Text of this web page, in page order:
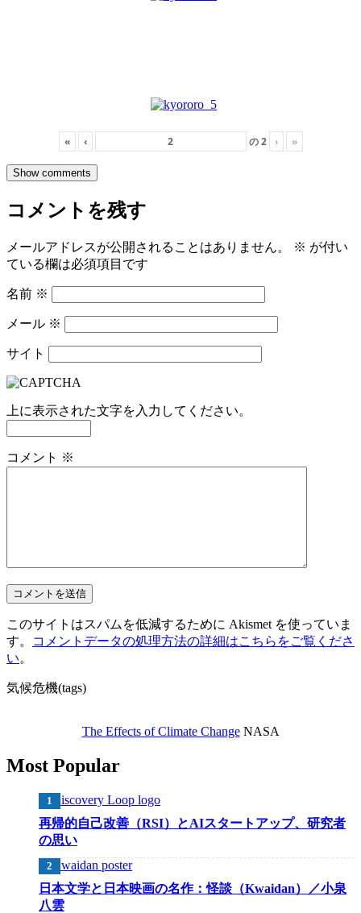
« ‹ の2 › »
Show comments
コメントを残す
メールアドレスが公開されることはありません。 ※ が付い
ている欄は必須項目です
名前 ※
メール ※
サイト
上に表示された文字を入力してください。
コメント ※
このサイトはスパムを低減するために Akismet を使っていま
す。
コメントデータの処理方法の詳細はこちらをご覧くださ
い。
気候危機(tags)
The Effects of Climate ChangeNASA
Most Popular
再帰的自己改善（RSI）とAIスタートアップ、研究者
の思い
日本文学と日本映画の名作：怪談（Kwaidan）／小泉
八雲